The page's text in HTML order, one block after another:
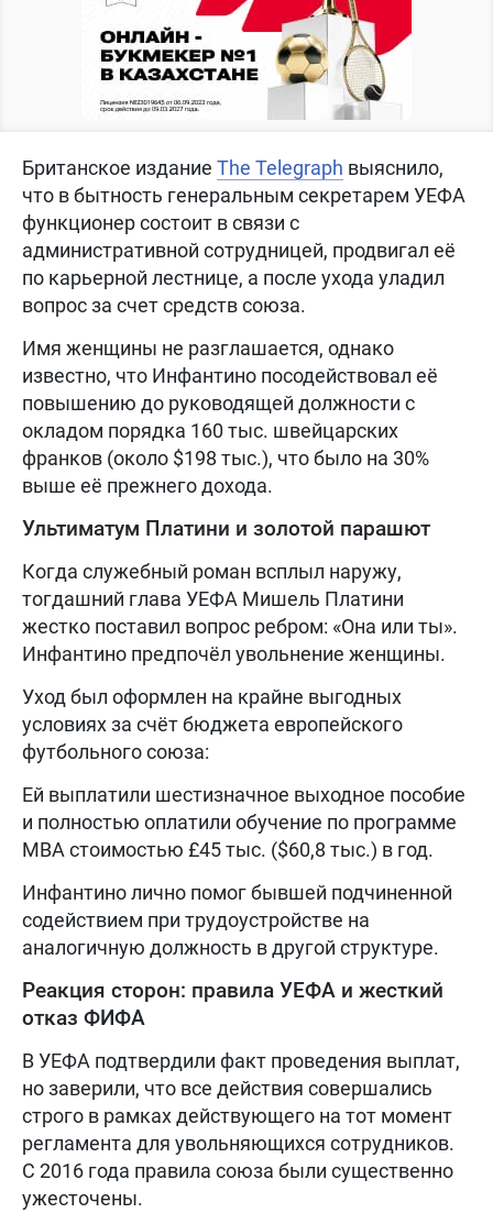
Британское издание The Telegraph выяснило,
что в бытность генеральным секретарем УЕФА
функционер состоит в связи с
административной сотрудницей, продвигал её
по карьерной лестнице, а после ухода уладил
вопрос за счет средств союза.
Имя женщины не разглашается, однако
известно, что Инфантино посодействовал её
повышению до руководящей должности с
окладом порядка 160 тыс. швейцарских
франков (около $198 тыс.), что было на 30%
выше её прежнего дохода.
Ультиматум Платини и золотой парашют
Когда служебный роман всплыл наружу,
тогдашний глава УЕФА Мишель Платини
жестко поставил вопрос ребром: «Она или ты».
Инфантино предпочёл увольнение женщины.
Уход был оформлен на крайне выгодных
условиях за счёт бюджета европейского
футбольного союза:
Ей выплатили шестизначное выходное пособие
и полностью оплатили обучение по программе
MBA стоимостью £45 тыс. ($60,8 тыс.) в год.
Инфантино лично помог бывшей подчиненной
содействием при трудоустройстве на
аналогичную должность в другой структуре.
Реакция сторон: правила УЕФА и жесткий
отказ ФИФА
В УЕФА подтвердили факт проведения выплат,
но заверили, что все действия совершались
строго в рамках действующего на тот момент
регламента для увольняющихся сотрудников.
С 2016 года правила союза были существенно
ужесточены.